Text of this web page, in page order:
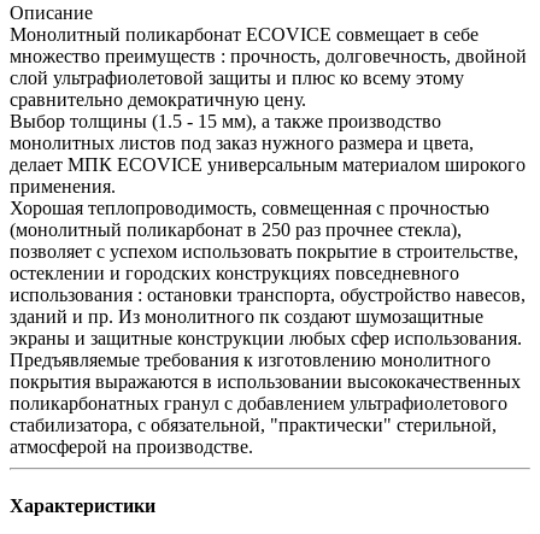
Описание
Монолитный поликарбонат ECOVICE совмещает в себе
множество преимуществ : прочность, долговечность, двойной
слой ультрафиолетовой защиты и плюс ко всему этому
сравнительно демократичную цену.
Выбор толщины (1.5 - 15 мм), а также производство
монолитных листов под заказ нужного размера и цвета,
делает МПК ECOVICE универсальным материалом широкого
применения.
Хорошая теплопроводимость, совмещенная с прочностью
(монолитный поликарбонат в 250 раз прочнее стекла),
позволяет с успехом использовать покрытие в строительстве,
остеклении и городских конструкциях повседневного
использования : остановки транспорта, обустройство навесов,
зданий и пр. Из монолитного пк создают шумозащитные
экраны и защитные конструкции любых сфер использования.
Предъявляемые требования к изготовлению монолитного
покрытия выражаются в использовании высококачественных
поликарбонатных гранул с добавлением ультрафиолетового
стабилизатора, с обязательной, "практически" стерильной,
атмосферой на производстве.
Характеристики